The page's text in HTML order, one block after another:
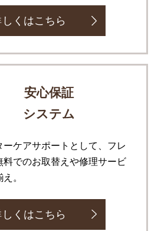
くはこちら
安心保証
システム
ーケアサポートとして、フレ
料でのお取替えや修理サービ
。
くはこちら